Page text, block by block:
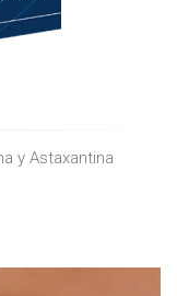
y Astaxantina